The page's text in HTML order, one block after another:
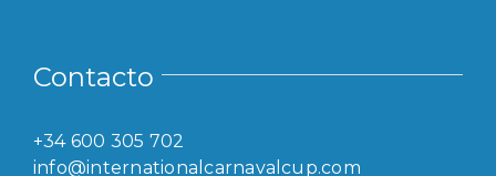
Contacto
+34 600 305 702
info@internationalcarnavalcup.com